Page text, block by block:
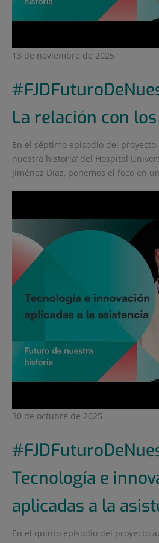
13 de noviembre de 2025
La relación con
En el séptimo episodio del proyecto
nuestra historia’ del Hospital
Jiménez Díaz, ponemos el foco en
30 de octubre de 2025
Tecnología e
aplicadas a la
En el quinto episodio del proyecto